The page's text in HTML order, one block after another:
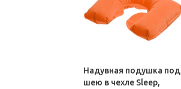
Надувная подушка под
шею в чехле Sleep,